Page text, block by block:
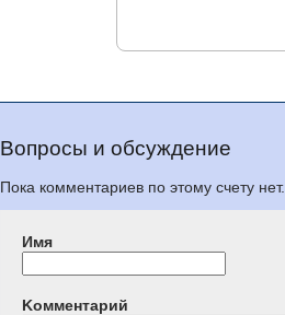
Вопросы и обсуждение
Пока комментариев по этому счету нет.
Имя
Kомментарий